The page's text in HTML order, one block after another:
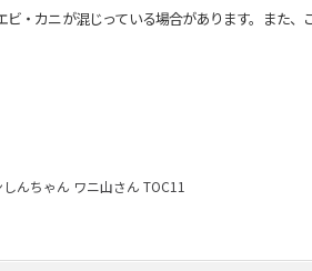
カニが混じっている場合があります。また、
んちゃん ワニ山さん TOC11